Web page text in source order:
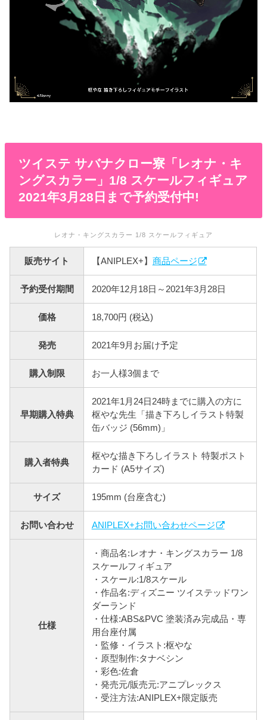
ツイステ サバナクロー寮「レオナ・キ
ングスカラー」1/8 スケールフィギュア
2021年3月28日まで予約受付中!
レオナ・キングスカラー 1/8 スケールフィギュア
販売サイト 【ANIPLEX+】 商品ページ
予約受付期間 2020年12月18日～2021年3月28日
価格 18,700円 (税込)
発売 2021年9月お届け予定
購入制限 お一人様3個まで
早期購入特典
2021年1月24日24時までに購入の方に
枢やな先生「描き下ろしイラスト特製
缶バッジ (56mm)」
購入者特典
枢やな描き下ろしイラスト 特製ポスト
カード (A5サイズ)
サイズ 195mm (台座含む)
お問い合わせ ANIPLEX+お問い合わせページ
仕様
・商品名:レオナ・キングスカラー 1/8
スケールフィギュア
・スケール:1/8スケール
・作品名:ディズニー ツイステッドワン
ダーランド
・仕様:ABS&PVC 塗装済み完成品・専
用台座付属
・監修・イラスト:枢やな
・原型制作:タナベシン
・彩色:佐倉
・発売元/販売元:アニプレックス
・受注方法:ANIPLEX+限定販売